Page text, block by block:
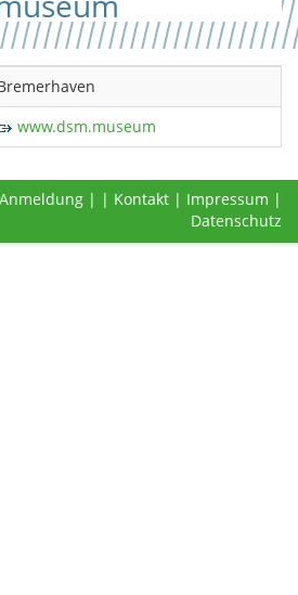
www.dsm.museum
| | Kontakt | Impressum |
Datenschutz